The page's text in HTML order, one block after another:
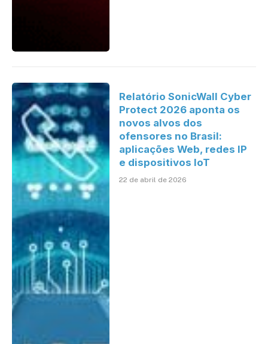
Relatório SonicWall Cyber
Protect 2026 aponta os
novos alvos dos
ofensores no Brasil:
aplicações Web, redes IP
e dispositivos IoT
22 de abril de 2026